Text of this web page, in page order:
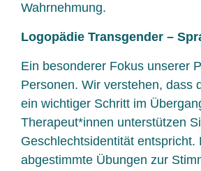
Wahrnehmung.
Logopädie Transgender –
Ein besonderer Fokus unserer
Personen. Wir verstehen, dass
ein wichtiger Schritt im
Therapeut*innen unterstützen
Geschlechtsidentität entspricht.
abgestimmte Übungen zur